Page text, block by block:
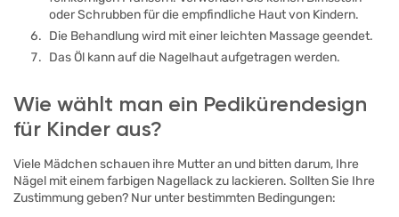
oder Schrubben für die empfindliche Haut von Kindern.
Die Behandlung wird mit einer leichten Massage geendet.
Das Öl kann auf die Nagelhaut aufgetragen werden.
Wie wählt man ein Pedikürendesign
für Kinder aus?
Viele Mädchen schauen ihre Mutter an und bitten darum, Ihre
Nägel mit einem farbigen Nagellack zu lackieren. Sollten Sie Ihre
Zustimmung geben? Nur unter bestimmten Bedingungen: